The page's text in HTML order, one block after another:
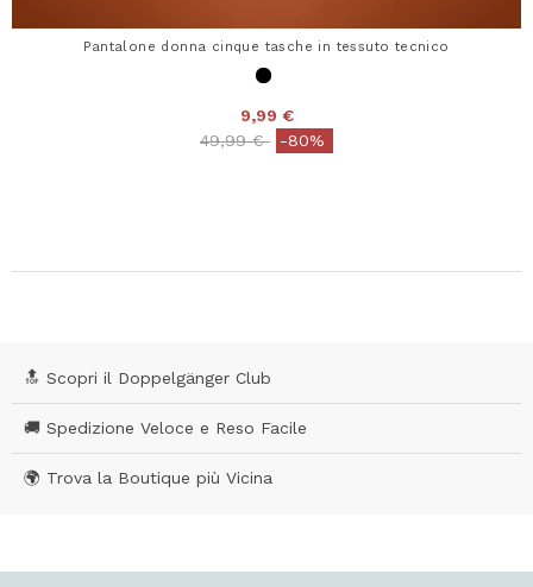
Pantalone donna cinque tasche in tessuto tecnico
9,99 €
Price reduced from
49,99 €to-80%
🔝 Scopri il Doppelgänger Club
🚚 Spedizione Veloce e Reso Facile
🌍 Trova la Boutique più Vicina